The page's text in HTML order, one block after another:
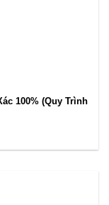
100% (Quy Trình